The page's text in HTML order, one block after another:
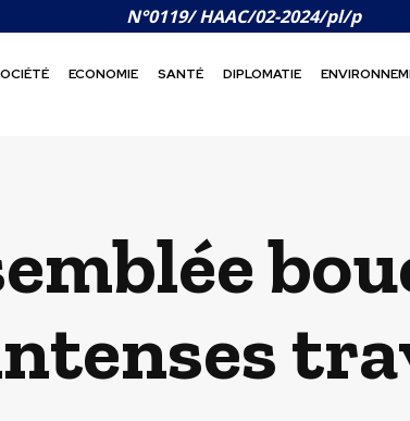
N°0119/ HAAC/02-2024/pl/p
ECONOMIE SANTÉ DIPLOMATIE